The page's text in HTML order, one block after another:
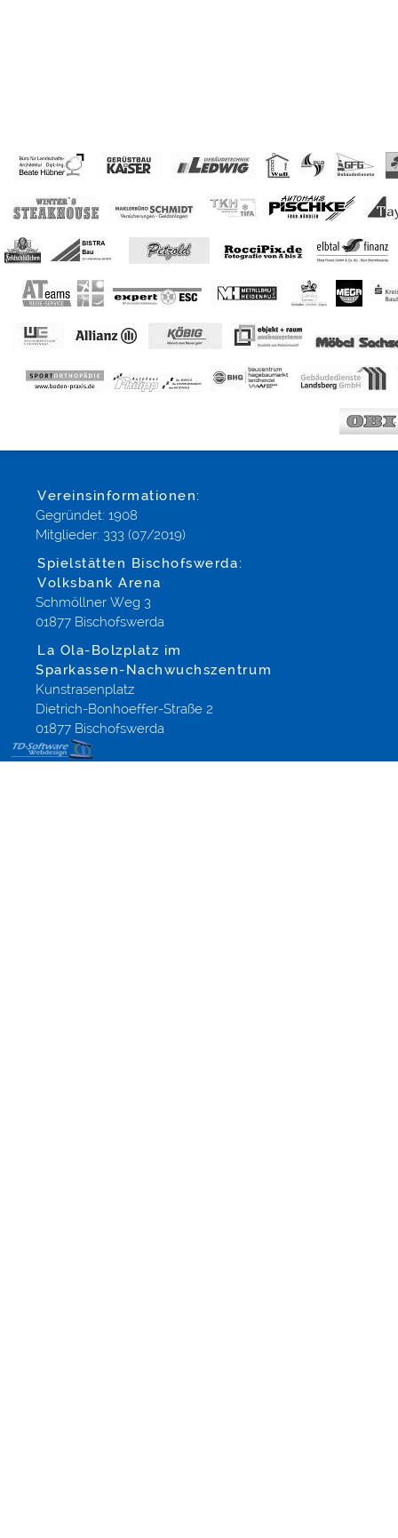
Vereinsinformationen:
Gegründet: 1908
Mitglieder: 333 (07/2019)
Spielstätten Bischofswerda:
Volksbank Arena
Schmöllner Weg 3
01877 Bischofswerda
La Ola-Bolzplatz im
Sparkassen-Nachwuchszentrum
Kunstrasenplatz
Dietrich-Bonhoeffer-Straße 2
01877 Bischofswerda